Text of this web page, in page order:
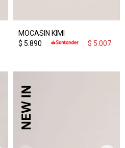
MOCASIN KIMI
$ 5.890 $ 5.007